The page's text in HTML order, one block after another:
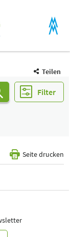
Teilen
Filter
Seite drucken